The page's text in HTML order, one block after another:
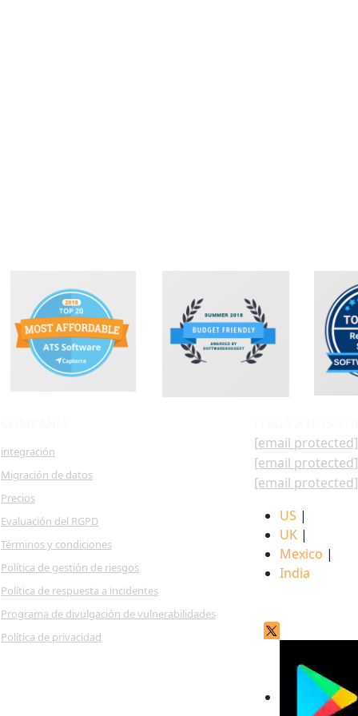
integración
Migración de datos
Precios
Evaluación del RGPD
Términos y condiciones
Política de gestión de riesgos
Política de respuesta a incidentes
Programa de divulgación de vulnerabilidades
Política de privacidad
[email protected]
[email protected]
[email protected]
US |
UK |
Mexico |
India